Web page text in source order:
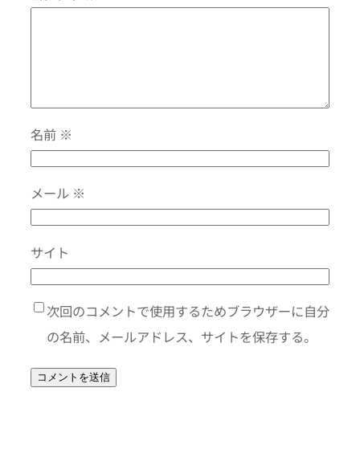
名前 ※
メール ※
サイト
次回のコメントで使用するためブラウザーに自分
の名前、メールアドレス、サイトを保存する。